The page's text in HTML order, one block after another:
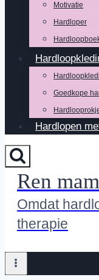
Motivatie
Hardloper
Goedkope
Hardlopen
Ren
Omdat
therapie